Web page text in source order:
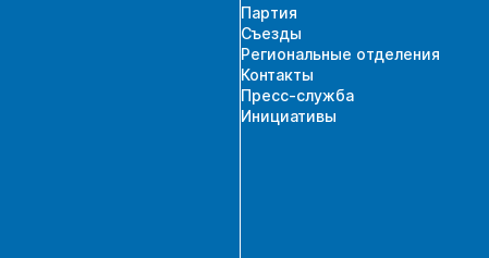
Партия
Съезды
Региональные отделения
Контакты
Пресс-служба
Инициативы